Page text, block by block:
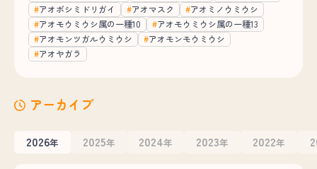
アオボシミドリガイ
アオマスク
アオミノウミウシ
アオモウミウシ属の一種10
アオモウミウシ属の一種13
アオモンツガルウミウシ
アオモンモウミウシ
アオヤガラ
アーカイブ
2026年 2025年 2024年 2023年 2022年